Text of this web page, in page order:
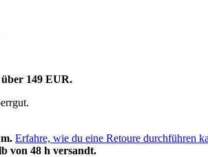
149 EUR.
Erfahre, wie du eine Retoure durchführen
von 48 h versandt.